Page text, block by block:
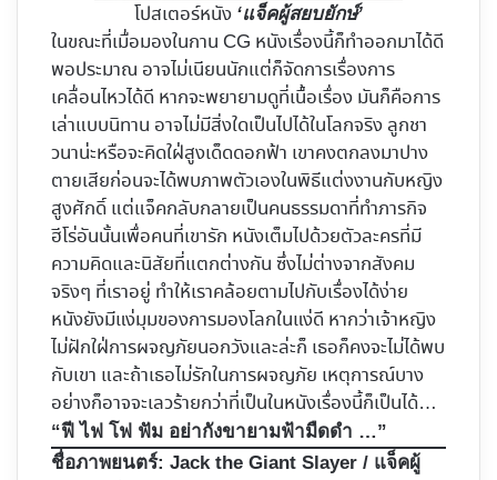
โปสเตอร์หนัง ‘แจ็คผู้สยบยักษ์’
ในขณะที่เมื่อมองในกาน CG หนังเรื่องนี้ก็ทำออกมาได้ดี
พอประมาณ อาจไม่เนียนนักแต่ก็จัดการเรื่องการ
เคลื่อนไหวได้ดี หากจะพยายามดูที่เนื้อเรื่อง มันก็คือการ
เล่าแบบนิทาน อาจไม่มีสิ่งใดเป็นไปได้ในโลกจริง ลูกชา
วนาน่ะหรือจะคิดใฝ่สูงเด็ดดอกฟ้า เขาคงตกลงมาปาง
ตายเสียก่อนจะได้พบภาพตัวเองในพิธีแต่งงานกับหญิง
สูงศักดิ์ แต่แจ็คกลับกลายเป็นคนธรรมดาที่ทำภารกิจ
ฮีโร่อันนั้นเพื่อคนที่เขารัก หนังเต็มไปด้วยตัวละครที่มี
ความคิดและนิสัยที่แตกต่างกัน ซึ่งไม่ต่างจากสังคม
จริงๆ ที่เราอยู่ ทำให้เราคล้อยตามไปกับเรื่องได้ง่าย
หนังยังมีแง่มุมของการมองโลกในแง่ดี หากว่าเจ้าหญิง
ไม่ฝักใฝ่การผจญภัยนอกวังและล่ะก็ เธอก็คงจะไม่ได้พบ
กับเขา และถ้าเธอไม่รักในการผจญภัย เหตุการณ์บาง
อย่างก็อาจจะเลวร้ายกว่าที่เป็นในหนังเรื่องนี้ก็เป็นได้…
“ฟี ไฟ โฟ ฟัม อย่ากังขายามฟ้ามืดดำ …”
ชื่อภาพยนตร์: Jack the Giant Slayer / แจ็คผู้